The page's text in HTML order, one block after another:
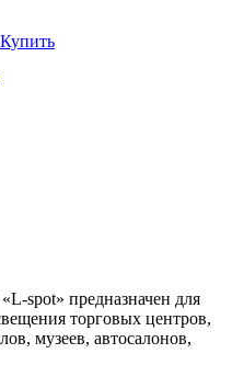
Купить
spot» предназначен для
торговых центров,
музеев, автосалонов,